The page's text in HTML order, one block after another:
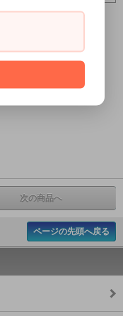
次の商品へ
ページの先頭へ戻る